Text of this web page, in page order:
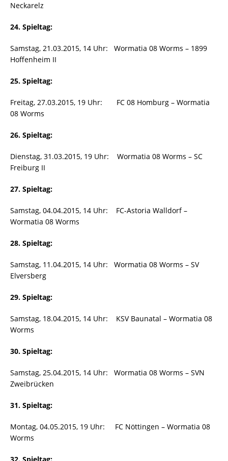
Neckarelz
24. Spieltag:
Samstag, 21.03.2015, 14 Uhr: Wormatia 08 Worms – 1899
Hoffenheim II
25. Spieltag:
Freitag, 27.03.2015, 19 Uhr: FC 08 Homburg – Wormatia
08 Worms
26. Spieltag:
Dienstag, 31.03.2015, 19 Uhr: Wormatia 08 Worms – SC
Freiburg II
27. Spieltag:
Samstag, 04.04.2015, 14 Uhr: FC-Astoria Walldorf –
Wormatia 08 Worms
28. Spieltag:
Samstag, 11.04.2015, 14 Uhr: Wormatia 08 Worms – SV
Elversberg
29. Spieltag:
Samstag, 18.04.2015, 14 Uhr: KSV Baunatal – Wormatia 08
Worms
30. Spieltag:
Samstag, 25.04.2015, 14 Uhr: Wormatia 08 Worms – SVN
Zweibrücken
31. Spieltag:
Montag, 04.05.2015, 19 Uhr: FC Nöttingen – Wormatia 08
Worms